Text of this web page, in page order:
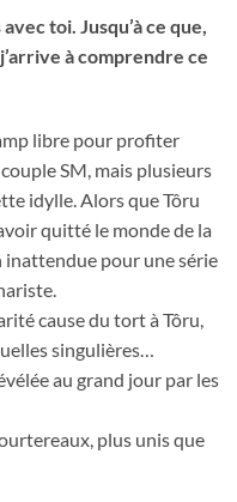
toi. Jusqu’à ce que,
à comprendre ce
libre pour profiter
SM, mais plusieurs
idylle. Alors que Tôru
quitté le monde de la
pour une série
cause du tort à Tôru,
singulières…
au grand jour par les
plus unis que